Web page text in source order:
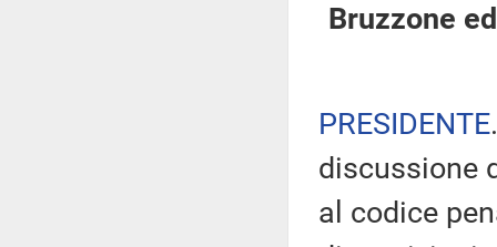
Bruzzone
PRESIDENTE
discussione
al codice